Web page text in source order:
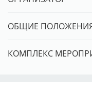
ПРАВИЛА
Документы
ОБЩИЕ
КОМПЛЕКС